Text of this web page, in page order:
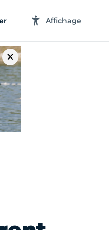
Affichage